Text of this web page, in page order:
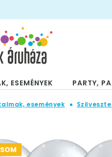
ESEMÉNYEK PARTY,
események